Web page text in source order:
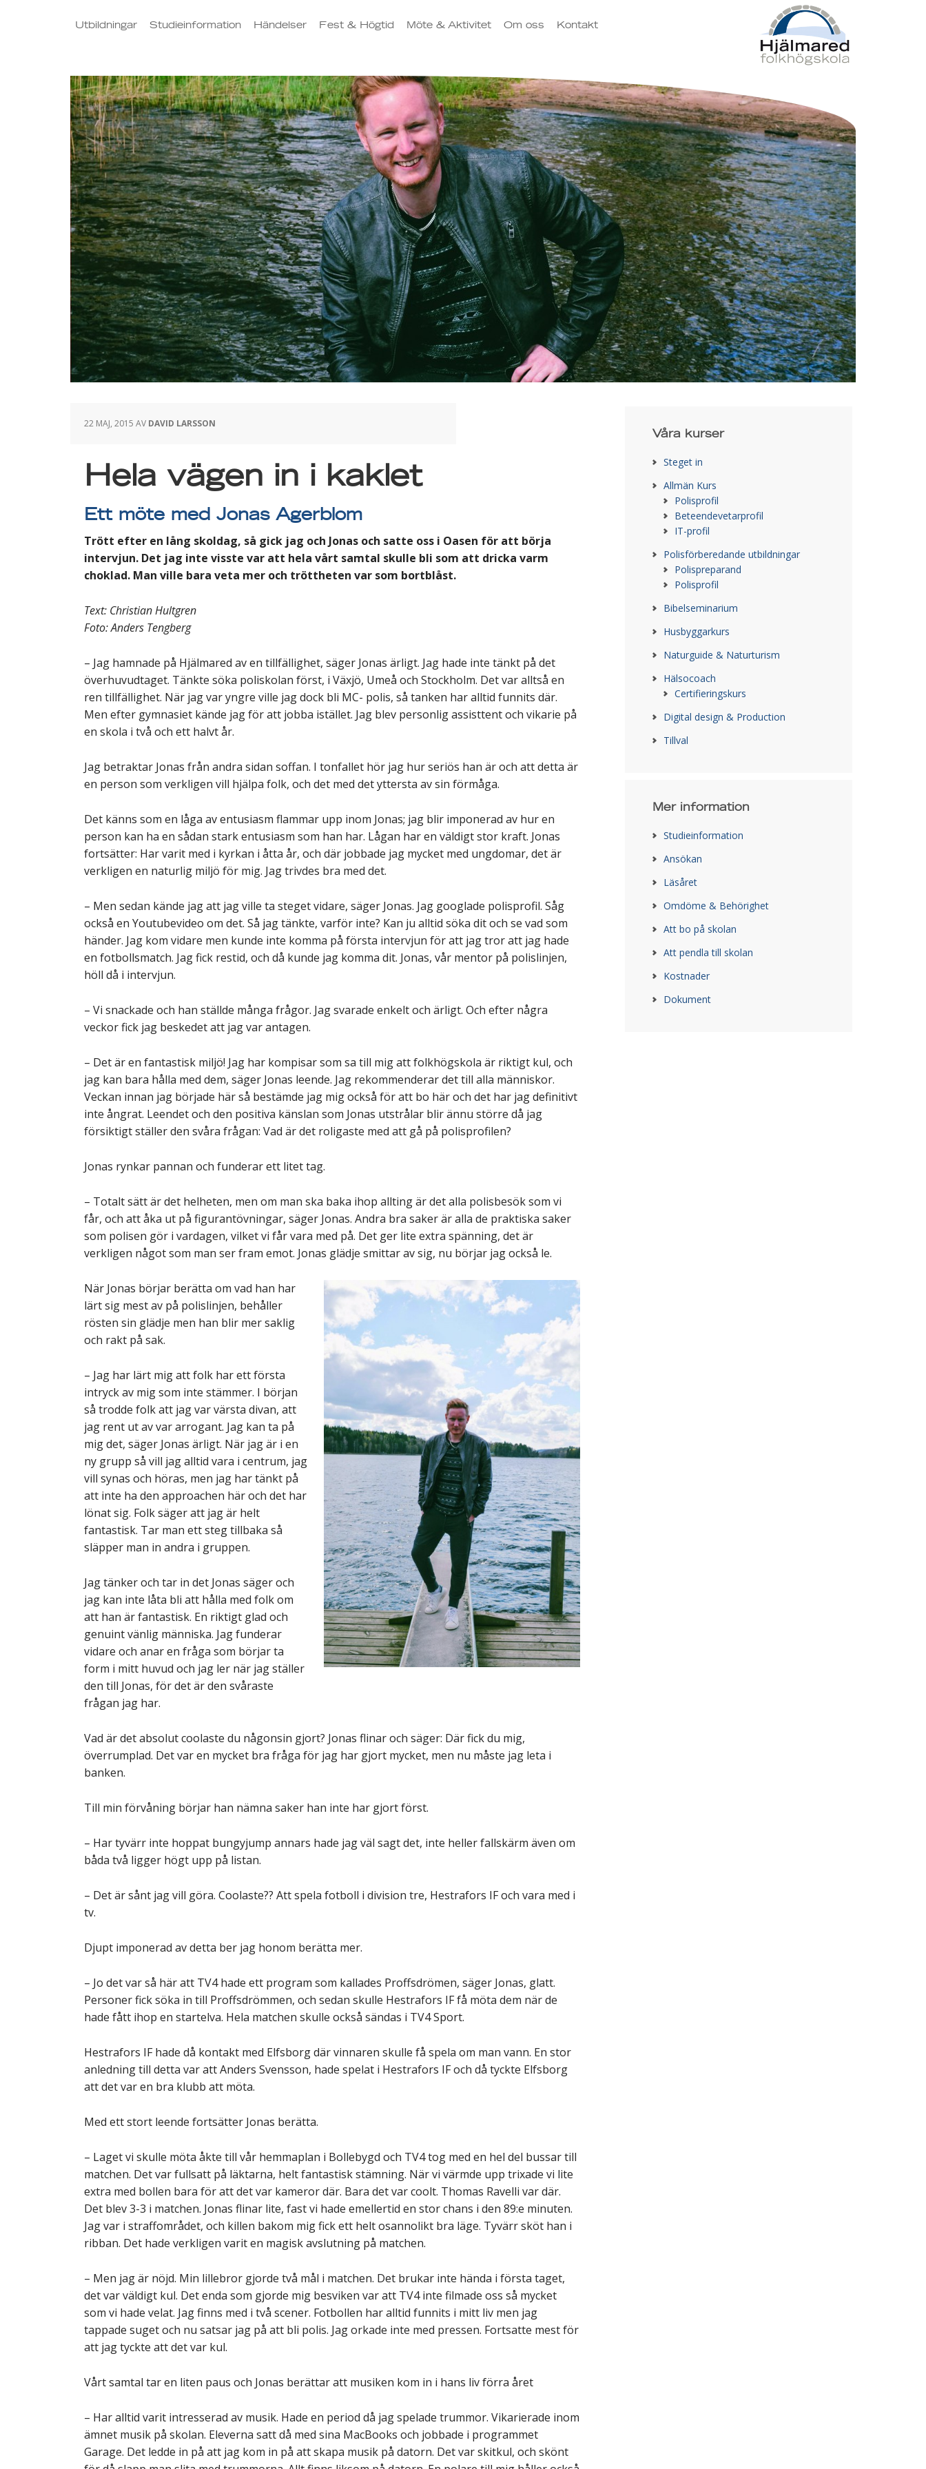
Utbildningar Studieinformation Händelser Fest & Högtid Möte & Aktivitet Om oss Kontakt
22 MAJ, 2015 AV DAVID LARSSON
Hela vägen in i kaklet
Ett möte med Jonas Agerblom
Trött efter en lång skoldag, så gick jag och Jonas och satte oss i Oasen för att börja
intervjun. Det jag inte visste var att hela vårt samtal skulle bli som att dricka varm
choklad. Man ville bara veta mer och tröttheten var som bortblåst.
Text: Christian Hultgren
Foto: Anders Tengberg
– Jag hamnade på Hjälmared av en tillfällighet, säger Jonas ärligt. Jag hade inte tänkt på det
överhuvudtaget. Tänkte söka poliskolan först, i Växjö, Umeå och Stockholm. Det var alltså en
ren tillfällighet. När jag var yngre ville jag dock bli MC- polis, så tanken har alltid funnits där.
Men efter gymnasiet kände jag för att jobba istället. Jag blev personlig assisttent och vikarie på
en skola i två och ett halvt år.
Jag betraktar Jonas från andra sidan soffan. I tonfallet hör jag hur seriös han är och att detta är
en person som verkligen vill hjälpa folk, och det med det yttersta av sin förmåga.
Det känns som en låga av entusiasm flammar upp inom Jonas; jag blir imponerad av hur en
person kan ha en sådan stark entusiasm som han har. Lågan har en väldigt stor kraft. Jonas
fortsätter: Har varit med i kyrkan i åtta år, och där jobbade jag mycket med ungdomar, det är
verkligen en naturlig miljö för mig. Jag trivdes bra med det.
– Men sedan kände jag att jag ville ta steget vidare, säger Jonas. Jag googlade polisprofil. Såg
också en Youtubevideo om det. Så jag tänkte, varför inte? Kan ju alltid söka dit och se vad som
händer. Jag kom vidare men kunde inte komma på första intervjun för att jag tror att jag hade
en fotbollsmatch. Jag fick restid, och då kunde jag komma dit. Jonas, vår mentor på polislinjen,
höll då i intervjun.
– Vi snackade och han ställde många frågor. Jag svarade enkelt och ärligt. Och efter några
veckor fick jag beskedet att jag var antagen.
– Det är en fantastisk miljö! Jag har kompisar som sa till mig att folkhögskola är riktigt kul, och
jag kan bara hålla med dem, säger Jonas leende. Jag rekommenderar det till alla människor.
Veckan innan jag började här så bestämde jag mig också för att bo här och det har jag definitivt
inte ångrat. Leendet och den positiva känslan som Jonas utstrålar blir ännu större då jag
försiktigt ställer den svåra frågan: Vad är det roligaste med att gå på polisprofilen?
Jonas rynkar pannan och funderar ett litet tag.
– Totalt sätt är det helheten, men om man ska baka ihop allting är det alla polisbesök som vi
får, och att åka ut på figurantövningar, säger Jonas. Andra bra saker är alla de praktiska saker
som polisen gör i vardagen, vilket vi får vara med på. Det ger lite extra spänning, det är
verkligen något som man ser fram emot. Jonas glädje smittar av sig, nu börjar jag också le.
När Jonas börjar berätta om vad han har
lärt sig mest av på polislinjen, behåller
rösten sin glädje men han blir mer saklig
och rakt på sak.
– Jag har lärt mig att folk har ett första
intryck av mig som inte stämmer. I början
så trodde folk att jag var värsta divan, att
jag rent ut av var arrogant. Jag kan ta på
mig det, säger Jonas ärligt. När jag är i en
ny grupp så vill jag alltid vara i centrum, jag
vill synas och höras, men jag har tänkt på
att inte ha den approachen här och det har
lönat sig. Folk säger att jag är helt
fantastisk. Tar man ett steg tillbaka så
släpper man in andra i gruppen.
Jag tänker och tar in det Jonas säger och
jag kan inte låta bli att hålla med folk om
att han är fantastisk. En riktigt glad och
genuint vänlig människa. Jag funderar
vidare och anar en fråga som börjar ta
form i mitt huvud och jag ler när jag ställer
den till Jonas, för det är den svåraste
frågan jag har.
Vad är det absolut coolaste du någonsin gjort? Jonas flinar och säger: Där fick du mig,
överrumplad. Det var en mycket bra fråga för jag har gjort mycket, men nu måste jag leta i
banken.
Till min förvåning börjar han nämna saker han inte har gjort först.
– Har tyvärr inte hoppat bungyjump annars hade jag väl sagt det, inte heller fallskärm även om
båda två ligger högt upp på listan.
– Det är sånt jag vill göra. Coolaste?? Att spela fotboll i division tre, Hestrafors IF och vara med i
tv.
Djupt imponerad av detta ber jag honom berätta mer.
– Jo det var så här att TV4 hade ett program som kallades Proffsdrömen, säger Jonas, glatt.
Personer fick söka in till Proffsdrömmen, och sedan skulle Hestrafors IF få möta dem när de
hade fått ihop en startelva. Hela matchen skulle också sändas i TV4 Sport.
Hestrafors IF hade då kontakt med Elfsborg där vinnaren skulle få spela om man vann. En stor
anledning till detta var att Anders Svensson, hade spelat i Hestrafors IF och då tyckte Elfsborg
att det var en bra klubb att möta.
Med ett stort leende fortsätter Jonas berätta.
– Laget vi skulle möta åkte till vår hemmaplan i Bollebygd och TV4 tog med en hel del bussar till
matchen. Det var fullsatt på läktarna, helt fantastisk stämning. När vi värmde upp trixade vi lite
extra med bollen bara för att det var kameror där. Bara det var coolt. Thomas Ravelli var där.
Det blev 3-3 i matchen. Jonas flinar lite, fast vi hade emellertid en stor chans i den 89:e minuten.
Jag var i straffområdet, och killen bakom mig fick ett helt osannolikt bra läge. Tyvärr sköt han i
ribban. Det hade verkligen varit en magisk avslutning på matchen.
– Men jag är nöjd. Min lillebror gjorde två mål i matchen. Det brukar inte hända i första taget,
det var väldigt kul. Det enda som gjorde mig besviken var att TV4 inte filmade oss så mycket
som vi hade velat. Jag finns med i två scener. Fotbollen har alltid funnits i mitt liv men jag
tappade suget och nu satsar jag på att bli polis. Jag orkade inte med pressen. Fortsatte mest för
att jag tyckte att det var kul.
Vårt samtal tar en liten paus och Jonas berättar att musiken kom in i hans liv förra året
– Har alltid varit intresserad av musik. Hade en period då jag spelade trummor. Vikarierade inom
ämnet musik på skolan. Eleverna satt då med sina MacBooks och jobbade i programmet
Garage. Det ledde in på att jag kom in på att skapa musik på datorn. Det var skitkul, och skönt
Våra kurser
Steget in
Allmän Kurs
Polisprofil
Beteendevetarprofil
IT-profil
Polisförberedande utbildningar
Polispreparand
Polisprofil
Bibelseminarium
Husbyggarkurs
Naturguide & Naturturism
Hälsocoach
Certifieringskurs
Digital design & Production
Tillval
Mer information
Studieinformation
Ansökan
Läsåret
Omdöme & Behörighet
Att bo på skolan
Att pendla till skolan
Kostnader
Dokument